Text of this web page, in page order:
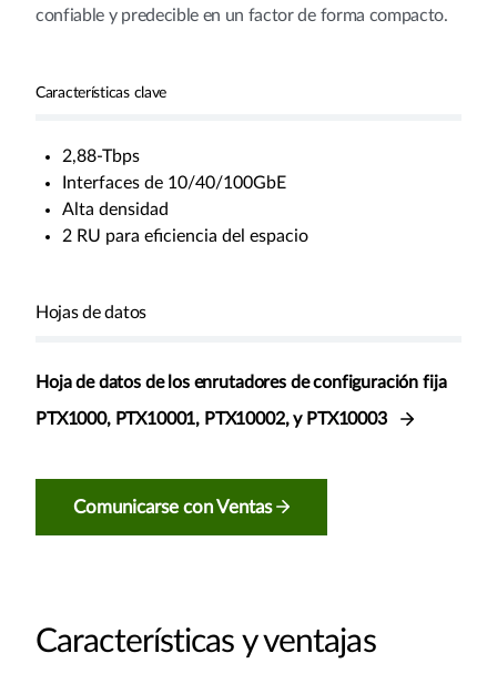
confiable y predecible en un factor de forma compacto.
Características clave
2,88-Tbps
Interfaces de 10/40/100GbE
Alta densidad
2 RU para eficiencia del espacio
Hojas de datos
Hoja de datos de los enrutadores de configuración fija
PTX1000, PTX10001, PTX10002, y PTX10003
Comunicarse con Ventas
Características y ventajas